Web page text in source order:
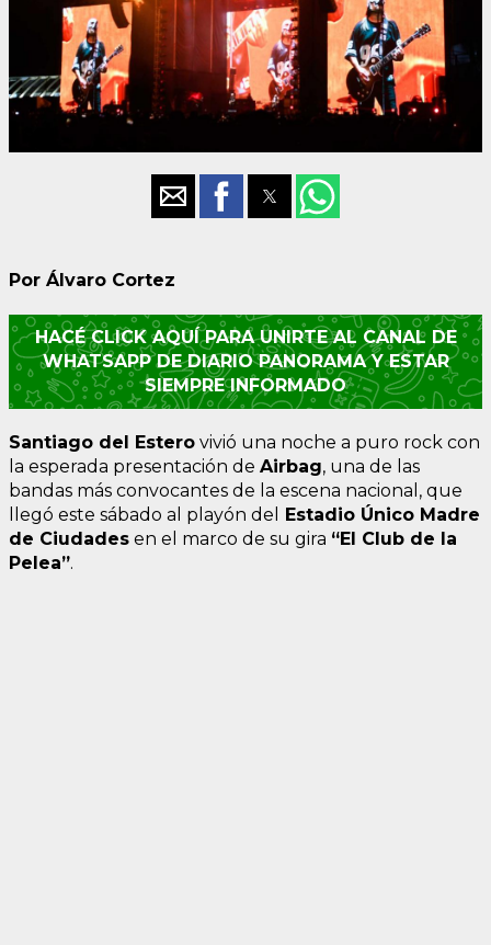
Por Álvaro Cortez
HACÉ CLICK AQUÍ PARA UNIRTE AL CANAL DE
WHATSAPP DE DIARIO PANORAMA Y ESTAR
SIEMPRE INFORMADO
Santiago del Estero vivió una noche a puro rock con
la esperada presentación de Airbag, una de las
bandas más convocantes de la escena nacional, que
llegó este sábado al playón del
Estadio Único Madre
de Ciudades en el marco de su gira “El Club de la
Pelea”.